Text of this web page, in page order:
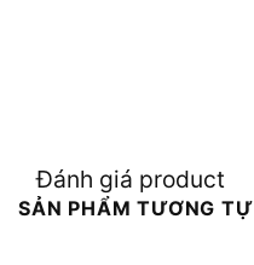
Đánh giá product
SẢN PHẨM TƯƠNG TỰ